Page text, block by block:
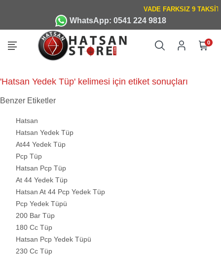
WhatsApp: 0541 224 9818
0
'Hatsan Yedek Tüp' kelimesi için etiket sonuçları
Benzer Etiketler
Hatsan
Hatsan Yedek Tüp
At44 Yedek Tüp
Pcp Tüp
Hatsan Pcp Tüp
At 44 Yedek Tüp
Hatsan At 44 Pcp Yedek Tüp
Pcp Yedek Tüpü
200 Bar Tüp
180 Cc Tüp
Hatsan Pcp Yedek Tüpü
230 Cc Tüp